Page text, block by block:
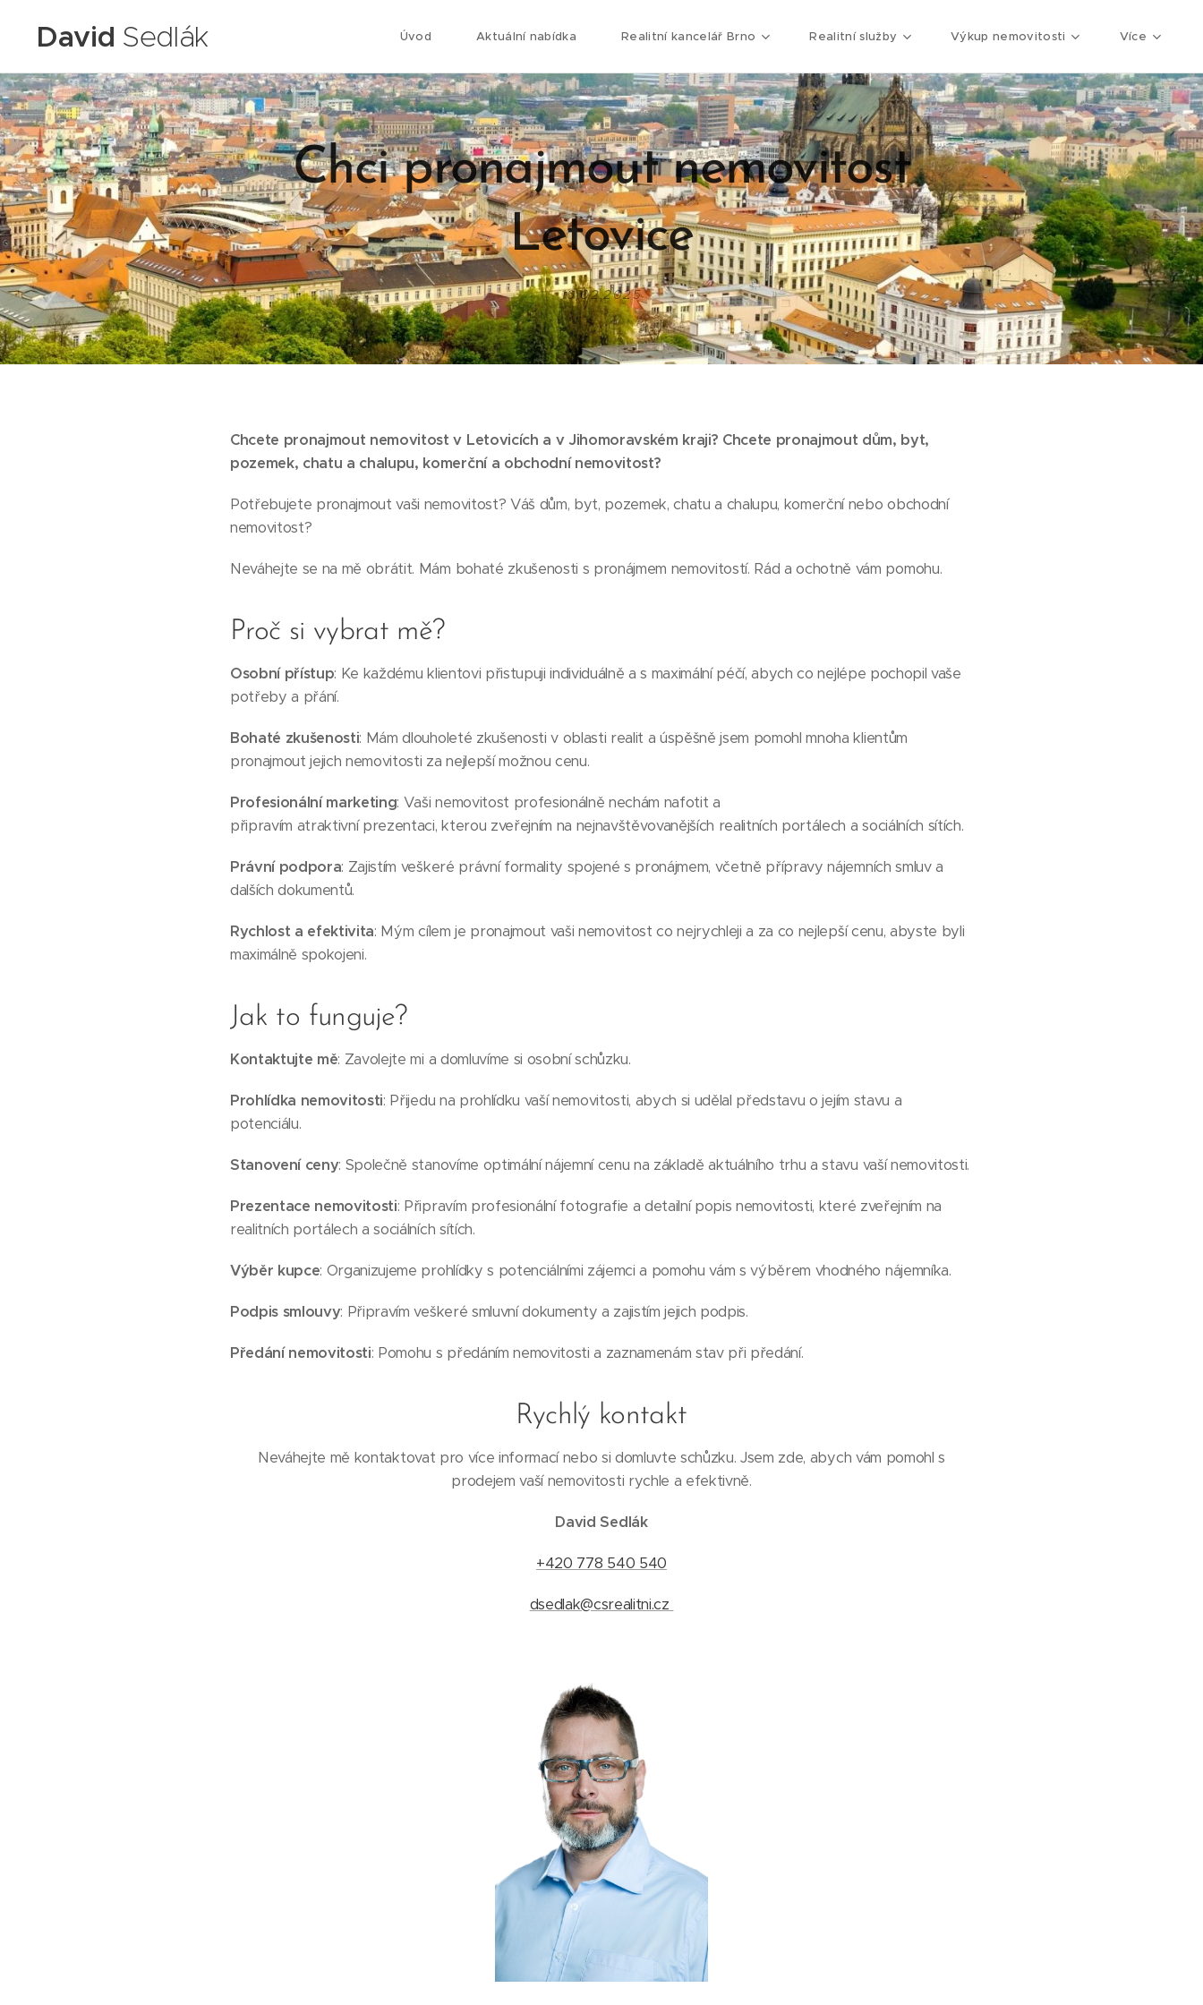
David Sedlák Úvod Aktuální nabídka Realitní kancelář Brno Realitní služby Výkup nemovitosti Více
Chci pronajmout nemovitost
Letovice
16.02.2025
Chcete pronajmout nemovitost v Letovicích a v Jihomoravském kraji? Chcete pronajmout dům, byt,
pozemek, chatu a chalupu, komerční a obchodní nemovitost?
Potřebujete pronajmout vaši nemovitost? Váš dům, byt, pozemek, chatu a chalupu, komerční nebo obchodní
nemovitost?
Neváhejte se na mě obrátit. Mám bohaté zkušenosti s pronájmem nemovitostí. Rád a ochotně vám pomohu.
Proč si vybrat mě?
Osobní přístup: Ke každému klientovi přistupuji individuálně a s maximální péčí, abych co nejlépe pochopil vaše
potřeby a přání.
Bohaté zkušenosti: Mám dlouholeté zkušenosti v oblasti realit a úspěšně jsem pomohl mnoha klientům
pronajmout jejich nemovitosti za nejlepší možnou cenu.
Profesionální marketing: Vaši nemovitost profesionálně nechám nafotit a
připravím atraktivní prezentaci, kterou zveřejním na nejnavštěvovanějších realitních portálech a sociálních sítích.
Právní podpora: Zajistím veškeré právní formality spojené s pronájmem, včetně přípravy nájemních smluv a
dalších dokumentů.
Rychlost a efektivita: Mým cílem je pronajmout vaši nemovitost co nejrychleji a za co nejlepší cenu, abyste byli
maximálně spokojeni.
Jak to funguje?
Kontaktujte mě: Zavolejte mi a domluvíme si osobní schůzku.
Prohlídka nemovitosti: Přijedu na prohlídku vaší nemovitosti, abych si udělal představu o jejím stavu a
potenciálu.
Stanovení ceny: Společně stanovíme optimální nájemní cenu na základě aktuálního trhu a stavu vaší nemovitosti.
Prezentace nemovitosti: Připravím profesionální fotografie a detailní popis nemovitosti, které zveřejním na
realitních portálech a sociálních sítích.
Výběr kupce: Organizujeme prohlídky s potenciálními zájemci a pomohu vám s výběrem vhodného nájemníka.
Podpis smlouvy: Připravím veškeré smluvní dokumenty a zajistím jejich podpis.
Předání nemovitosti: Pomohu s předáním nemovitosti a zaznamenám stav při předání.
Rychlý kontakt
Neváhejte mě kontaktovat pro více informací nebo si domluvte schůzku. Jsem zde, abych vám pomohl s
prodejem vaší nemovitosti rychle a efektivně.
David Sedlák
+420 778 540 540
dsedlak@csrealitni.cz